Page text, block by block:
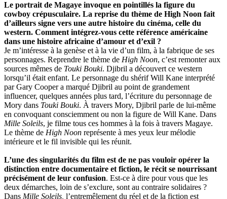
Le portrait de Magaye invoque en pointillés la figure du
cowboy crépusculaire. La reprise du thème de High Noon fait
d’ailleurs signe vers une autre histoire du cinéma, celle du
western. Comment intégrez-vous cette référence américaine
dans une histoire africaine d’amour et d’exil ?
Je m’intéresse à la genèse et à la vie d’un film, à la fabrique de ses
personnages. Reprendre le thème de High Noon, c’est remonter aux
sources mêmes de Touki Bouki. Djibril a découvert ce western
lorsqu’il était enfant. Le personnage du shérif Will Kane interprété
par Gary Cooper a marqué Djibril au point de grandement
influencer, quelques années plus tard, l’écriture du personnage de
Mory dans Touki Bouki. À travers Mory, Djibril parle de lui-même
en convoquant consciemment ou non la figure de Will Kane. Dans
Mille Soleils, je filme tous ces hommes à la fois à travers Magaye.
Le thème de High Noon représente à mes yeux leur mélodie
intérieure et le fil invisible qui les réunit.
L’une des singularités du film est de ne pas vouloir opérer la
distinction entre documentaire et fiction, le récit se nourrissant
précisément de leur confusion. Est-ce à dire pour vous que les
deux démarches, loin de s’exclure, sont au contraire solidaires ?
Dans Mille Soleils, l’entremêlement du réel et de la fiction est